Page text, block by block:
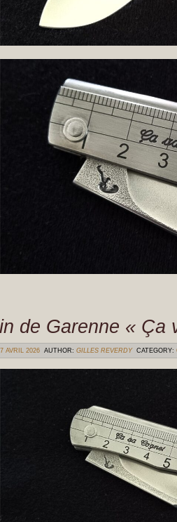
de Garenne « Ça
AVRIL 2026 AUTHOR: GILLES REVERDY CATEGORY: